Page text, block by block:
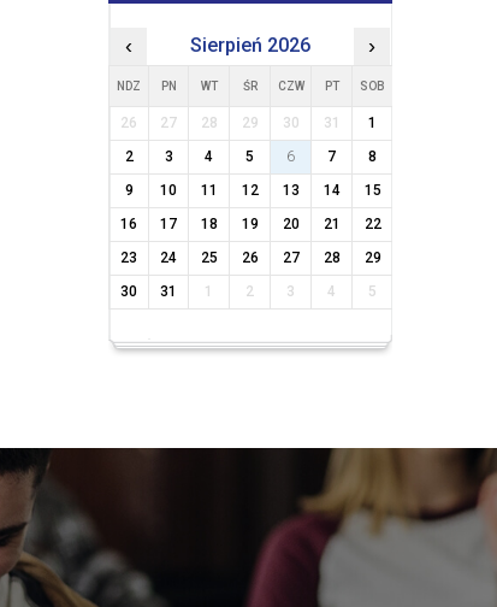
‹ Sierpień 2026 ›
NDZ PN WT ŚR CZW PT SOB
26 27 28 29 30 31
1
2
3 4 5 6 7
8
9
10 11 12 13 14
15
16
17 18 19 20 21
22
23
24 25 26 27 28
29
30
31 1 2 3 4 5